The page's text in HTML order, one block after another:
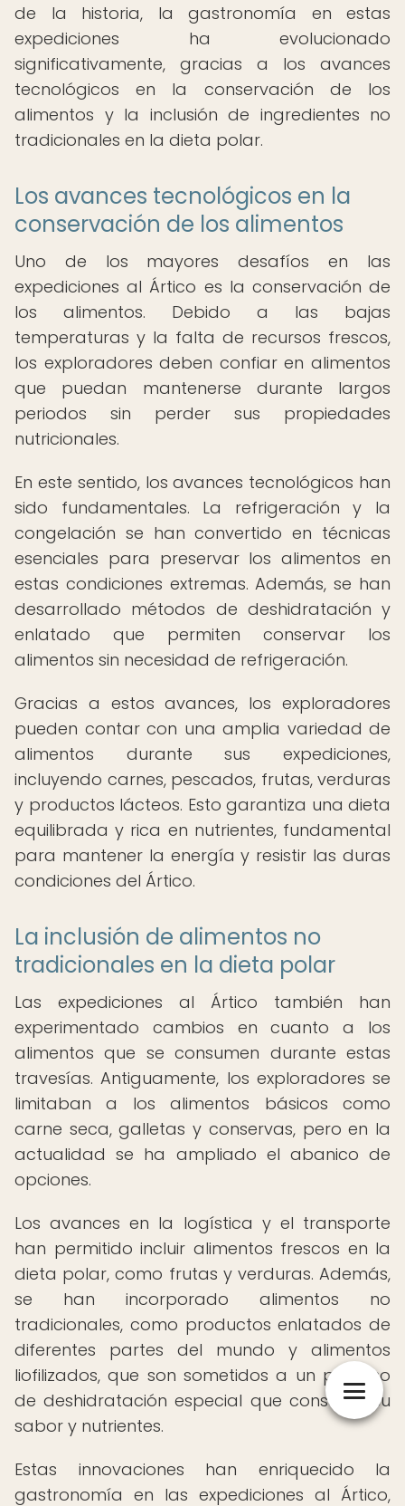
de la historia, la gastronomía en estas
expediciones ha evolucionado
significativamente, gracias a los avances
tecnológicos en la conservación de los
alimentos y la inclusión de ingredientes no
tradicionales en la dieta polar.
Los avances tecnológicos en la
conservación de los alimentos
Uno de los mayores desafíos en las
expediciones al Ártico es la conservación de
los alimentos. Debido a las bajas
temperaturas y la falta de recursos frescos,
los exploradores deben confiar en alimentos
que puedan mantenerse durante largos
periodos sin perder sus propiedades
nutricionales.
En este sentido, los avances tecnológicos han
sido fundamentales. La refrigeración y la
congelación se han convertido en técnicas
esenciales para preservar los alimentos en
estas condiciones extremas. Además, se han
desarrollado métodos de deshidratación y
enlatado que permiten conservar los
alimentos sin necesidad de refrigeración.
Gracias a estos avances, los exploradores
pueden contar con una amplia variedad de
alimentos durante sus expediciones,
incluyendo carnes, pescados, frutas, verduras
y productos lácteos. Esto garantiza una dieta
equilibrada y rica en nutrientes, fundamental
para mantener la energía y resistir las duras
condiciones del Ártico.
La inclusión de alimentos no
tradicionales en la dieta polar
Las expediciones al Ártico también han
experimentado cambios en cuanto a los
alimentos que se consumen durante estas
travesías. Antiguamente, los exploradores se
limitaban a los alimentos básicos como
carne seca, galletas y conservas, pero en la
actualidad se ha ampliado el abanico de
opciones.
Los avances en la logística y el transporte
han permitido incluir alimentos frescos en la
dieta polar, como frutas y verduras. Además,
se han incorporado alimentos no
tradicionales, como productos enlatados de
diferentes partes del mundo y alimentos
liofilizados, que son sometidos a un proceso
de deshidratación especial que conserva su
sabor y nutrientes.
Estas innovaciones han enriquecido la
gastronomía en las expediciones al Ártico,